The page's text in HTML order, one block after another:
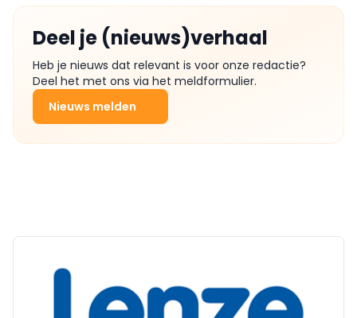
Deel je (nieuws)verhaal
Heb je nieuws dat relevant is voor onze redactie?
Deel het met ons via het meldformulier.
Nieuws melden